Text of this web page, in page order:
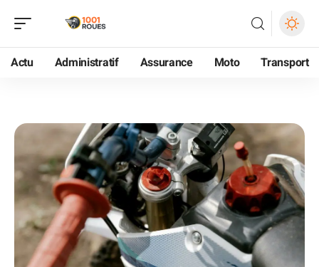
Actu Administratif Assurance Moto Transport